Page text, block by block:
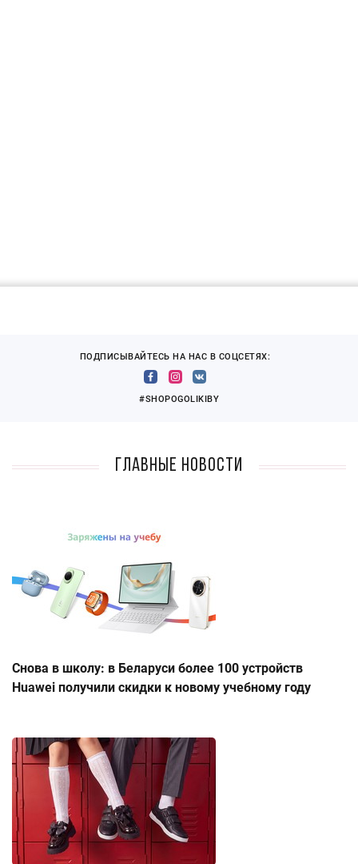
ПОДПИСЫВАЙТЕСЬ НА НАС В СОЦСЕТЯХ:
#SHOPOGOLIKIBY
Главные новости
Снова в школу: в Беларуси более 100 устройств
Huawei получили скидки к новому учебному году